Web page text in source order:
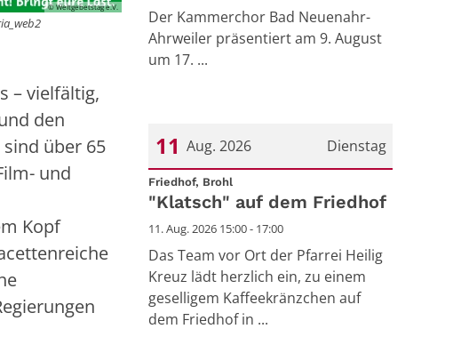
© Weltgebetstag e.V.
– vielfältig,
den
über 65
und
Kopf
Der Kammerchor Bad Neuenahr-
Ahrweiler präsentiert am 9. August
um 17. ...
Dienstag
11 Aug. 2026
Datum: 11. August 2026
Friedhof, Brohl
"Klatsch" auf dem Friedhof
11. Aug. 2026 15:00 - 17:00
Das Team vor Ort der Pfarrei Heilig
Kreuz lädt herzlich ein, zu einem
geselligem Kaffeekränzchen auf
dem Friedhof in ...